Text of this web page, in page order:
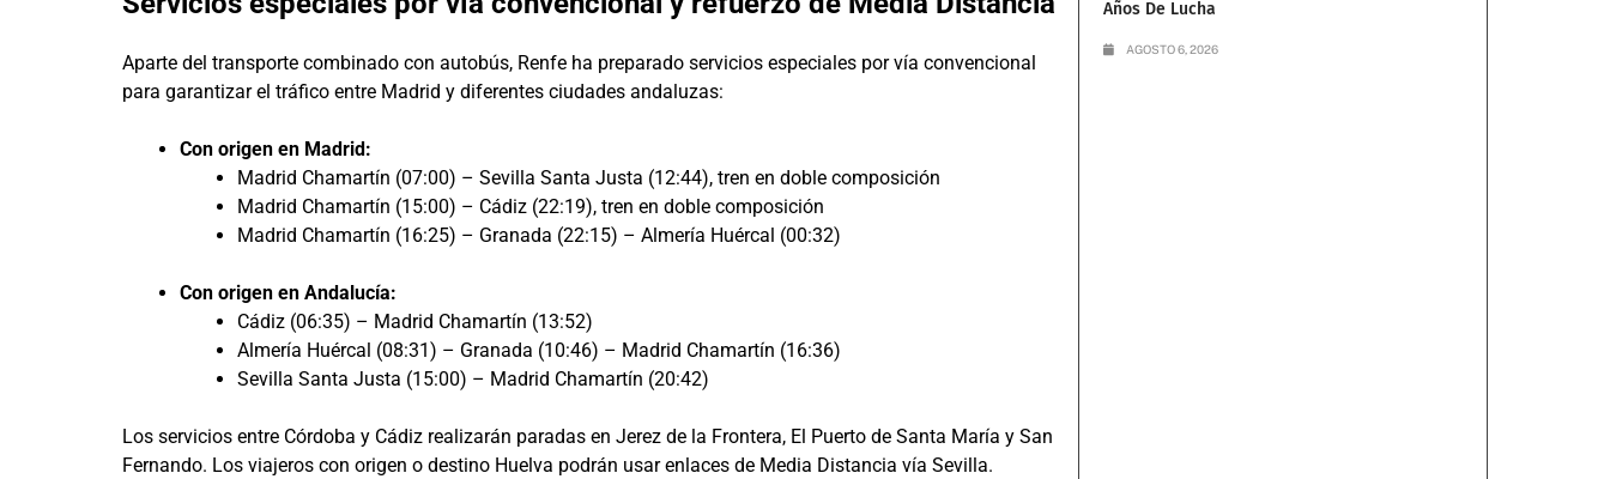
Aparte del transporte combinado con autobús, Renfe ha preparado servicios especiales por vía convencional
para garantizar el tráfico entre Madrid y diferentes ciudades andaluzas:
Con origen en Madrid:
Madrid Chamartín (07:00) – Sevilla Santa Justa (12:44), tren en doble composición
Madrid Chamartín (15:00) – Cádiz (22:19), tren en doble composición
Madrid Chamartín (16:25) – Granada (22:15) – Almería Huércal (00:32)
Con origen en Andalucía:
Cádiz (06:35) – Madrid Chamartín (13:52)
Almería Huércal (08:31) – Granada (10:46) – Madrid Chamartín (16:36)
Sevilla Santa Justa (15:00) – Madrid Chamartín (20:42)
Los servicios entre Córdoba y Cádiz realizarán paradas en Jerez de la Frontera, El Puerto de Santa María y San
Fernando. Los viajeros con origen o destino Huelva podrán usar enlaces de Media Distancia vía Sevilla.
Años De Lucha
AGOSTO 6, 2026